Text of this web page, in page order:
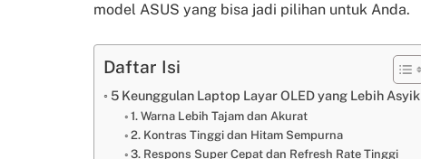
model ASUS yang bisa jadi pilihan untuk Anda.
Daftar Isi
5 Keunggulan Laptop Layar OLED yang Lebih Asyik
1. Warna Lebih Tajam dan Akurat
2. Kontras Tinggi dan Hitam Sempurna
3. Respons Super Cepat dan Refresh Rate Tinggi